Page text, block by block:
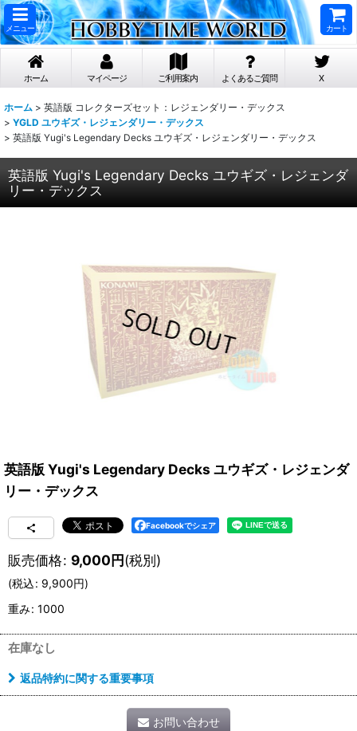
メニュー カート
ホーム マイページ ご利用案内 よくあるご質問 X
ホーム > 英語版 コレクターズセット：レジェンダリー・デックス
> YGLD ユウギズ・レジェンダリー・デックス
> 英語版 Yugi's Legendary Decks ユウギズ・レジェンダリー・デックス
英語版 Yugi's Legendary Decks ユウギズ・レジェンダ
リー・デックス
英語版 Yugi's Legendary Decks ユウギズ・レジェンダ
リー・デックス
Facebookでシェア
販売価格: 9,000円(税別)
(税込: 9,900円)
重み: 1000
在庫なし
返品特約に関する重要事項
お問い合わせ